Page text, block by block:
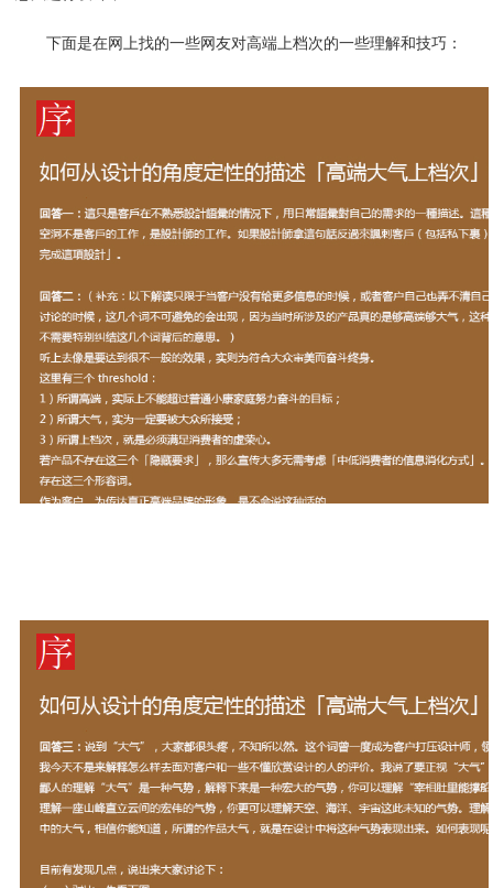
下面是在网上找的一些网友对高端上档次的一些理解和技巧：